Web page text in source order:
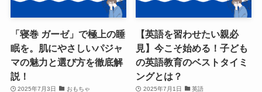
「寝巻 ガーゼ」で極上の睡
眠を。肌にやさしいパジャ
マの魅力と選び方を徹底解
説！
2025年7月3日 おもちゃ
【英語を習わせたい親必
見】今こそ始める！子ども
の英語教育のベストタイミ
ングとは？
2025年7月1日 英語